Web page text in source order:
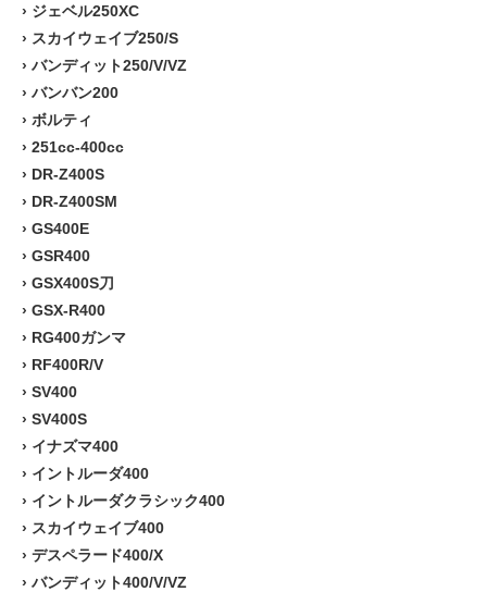
› ジェベル250XC
› スカイウェイブ250/S
› バンディット250/V/VZ
› バンバン200
› ボルティ
› 251cc-400cc
› DR-Z400S
› DR-Z400SM
› GS400E
› GSR400
› GSX400S刀
› GSX-R400
› RG400ガンマ
› RF400R/V
› SV400
› SV400S
› イナズマ400
› イントルーダ400
› イントルーダクラシック400
› スカイウェイブ400
› デスペラード400/X
› バンディット400/V/VZ